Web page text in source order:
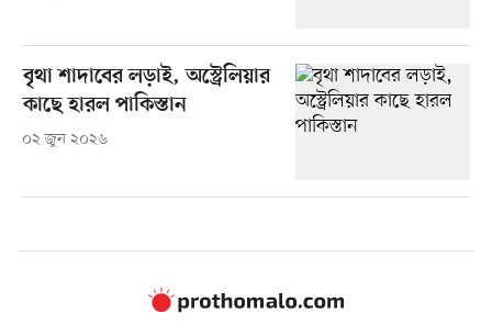
বৃথা শাদাবের লড়াই, অস্ট্রেলিয়ার
কাছে হারল পাকিস্তান
০২ জুন ২০২৬